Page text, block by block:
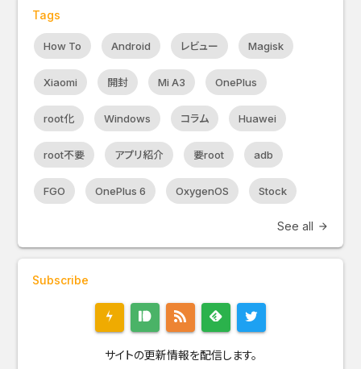
Tags
How To Android レビュー Magisk
Xiaomi 開封 Mi A3 OnePlus
root化 Windows コラム Huawei
root不要 アプリ紹介 要root adb
FGO OnePlus 6 OxygenOS Stock
See all arrow_forward
Subscribe
サイトの更新情報を配信します。